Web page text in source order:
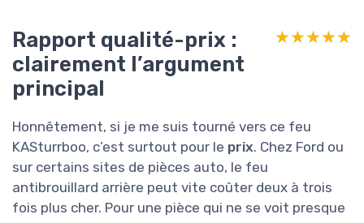
Rapport qualité-prix :
clairement l’argument
principal
★★★★★
★★★★★
Honnêtement, si je me suis tourné vers ce feu
KASturrboo, c’est surtout pour le prix. Chez Ford ou
sur certains sites de pièces auto, le feu
antibrouillard arrière peut vite coûter deux à trois
fois plus cher. Pour une pièce qui ne se voit presque